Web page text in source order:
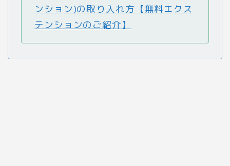
ンション)の取り入れ方【無料エクス
テンションのご紹介】